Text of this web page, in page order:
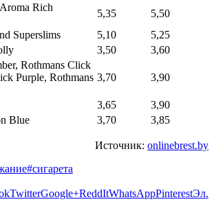
Rich
5,35
5,50
Superslims
5,10
5,25
3,50
3,60
Rothmans Click
Purple, Rothmans 3,70 3,90
3,65
3,90
Blue
3,70 3,85
Источник: onlinebrest.by
#сигарета
TwitterGoogle+ReddItWhatsAppPinterestЭл.